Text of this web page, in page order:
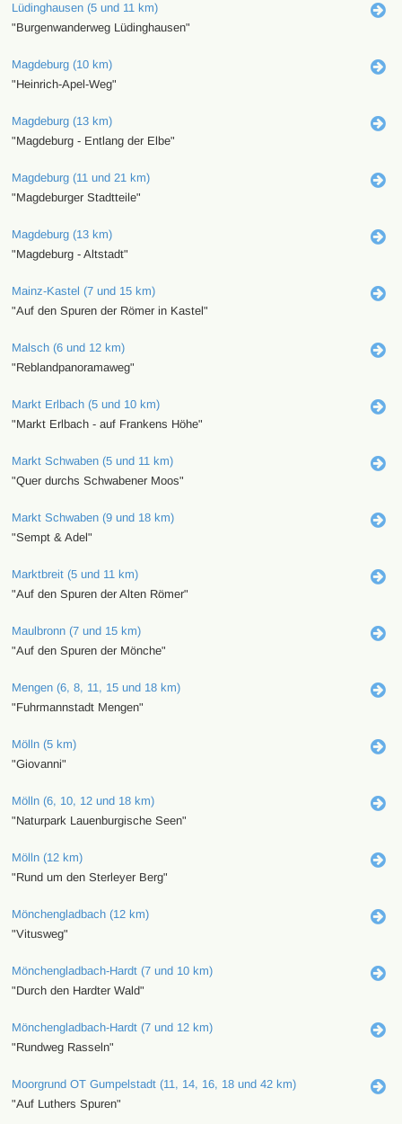
Lüdinghausen (5 und 11 km)
"Burgenwanderweg Lüdinghausen"
Magdeburg (10 km)
"Heinrich-Apel-Weg"
Magdeburg (13 km)
"Magdeburg - Entlang der Elbe"
Magdeburg (11 und 21 km)
"Magdeburger Stadtteile"
Magdeburg (13 km)
"Magdeburg - Altstadt"
Mainz-Kastel (7 und 15 km)
"Auf den Spuren der Römer in Kastel"
Malsch (6 und 12 km)
"Reblandpanoramaweg"
Markt Erlbach (5 und 10 km)
"Markt Erlbach - auf Frankens Höhe"
Markt Schwaben (5 und 11 km)
"Quer durchs Schwabener Moos"
Markt Schwaben (9 und 18 km)
"Sempt & Adel"
Marktbreit (5 und 11 km)
"Auf den Spuren der Alten Römer"
Maulbronn (7 und 15 km)
"Auf den Spuren der Mönche"
Mengen (6, 8, 11, 15 und 18 km)
"Fuhrmannstadt Mengen"
Mölln (5 km)
"Giovanni"
Mölln (6, 10, 12 und 18 km)
"Naturpark Lauenburgische Seen"
Mölln (12 km)
"Rund um den Sterleyer Berg"
Mönchengladbach (12 km)
"Vitusweg"
Mönchengladbach-Hardt (7 und 10 km)
"Durch den Hardter Wald"
Mönchengladbach-Hardt (7 und 12 km)
"Rundweg Rasseln"
Moorgrund OT Gumpelstadt (11, 14, 16, 18 und 42 km)
"Auf Luthers Spuren"